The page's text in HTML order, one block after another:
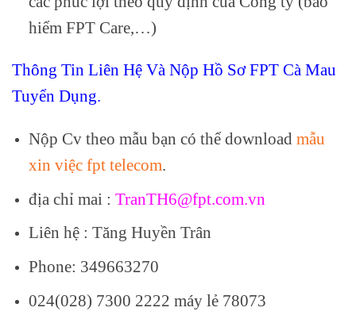
hiểm FPT Care,…)
Thông Tin Liên Hệ Và Nộp Hồ Sơ FPT Cà Mau
Tuyển Dụng.
Nộp Cv theo mẫu bạn có thể download mẫu
xin việc fpt telecom.
địa chỉ mai : TranTH6@fpt.com.vn
Liên hệ : Tăng Huyền Trân
Phone: 349663270
024(028) 7300 2222 máy lẻ 78073